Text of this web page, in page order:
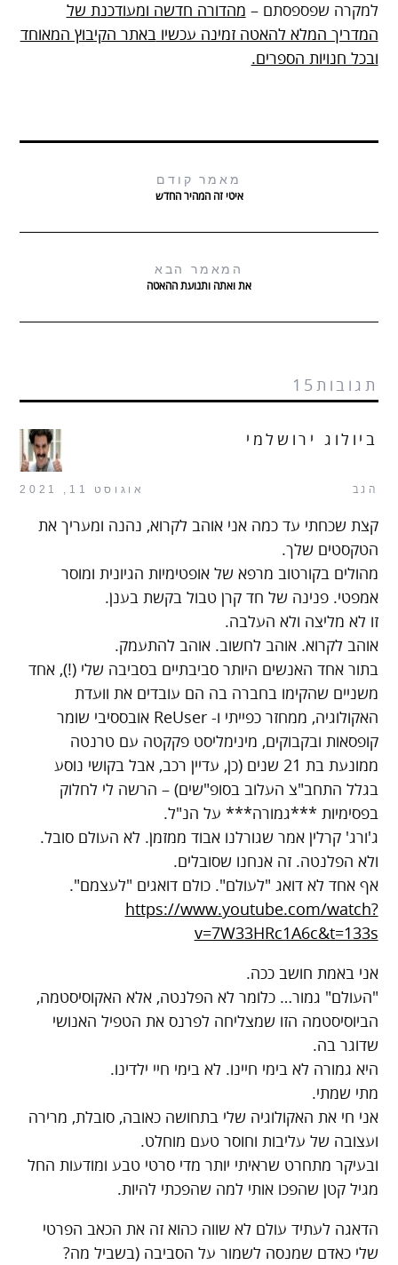
למקרה שפספסתם – מהדורה חדשה ומעודכנת של
המדריך המלא להאטה זמינה עכשיובאתר הקיבוץ המאוחד
ובכל חנויות הספרים.
מאמר קודם
איטי זה המהיר החדש
המאמר הבא
את ואתה ותנועת ההאטה
תגובות15
הגב אוגוסט 11, 2021
ביולוג ירושלמי
קצת שכחתי עד כמה אני אוהב לקרוא, נהנה ומעריך את
הטקסטים שלך.
מהולים בקורטוב מרפא של אופטימיות הגיונית ומוסר
אמפטי. פנינה של חד קרן טבול בקשת בענן.
זו לא מליצה ולא העלבה.
אוהב לקרוא. אוהב לחשוב. אוהב להתעמק.
בתור אחד האנשים היותר סביבתיים בסביבה שלי (!), אחד
משניים שהקימו בחברה בה הם עובדים את וועדת
האקולוגיה, ממחזר כפייתי ו- ReUser אובססיבי שומר
קופסאות ובקבוקים, מינימליסט פקקטה עם טרנטה
ממונעת בת 21 שנים (כן, עדיין רכב, אבל בקושי נוסע
בגלל התחב"צ העלוב בסופ"שים) – הרשה לי לחלוק
בפסימיות ***גמורה*** על הנ"ל.
ג'ורג' קרלין אמר שגורלנו אבוד ממזמן. לא העולם סובל.
ולא הפלנטה. זה אנחנו שסובלים.
אף אחד לא דואג "לעולם". כולם דואגים "לעצמם".
https://www.youtube.com/watch?
v=7W33HRc1A6c&t=133s
אני באמת חושב ככה.
"העולם" גמור… כלומר לא הפלנטה, אלא האקוסיסטמה,
הביוסיסטמה הזו שמצליחה לפרנס את הטפיל האנושי
שדוגר בה.
היא גמורה לא בימי חיינו. לא בימי חיי ילדינו.
מתי שמתי.
אני חי את האקולוגיה שלי בתחושה כאובה, סובלת, מרירה
ועצובה של עליבות וחוסר טעם מוחלט.
ובעיקר מתחרט שראיתי יותר מדי סרטי טבע ומודעות החל
מגיל קטן שהפכו אותי למה שהפכתי להיות.
הדאגה לעתיד עולם לא שווה כהוא זה את הכאב הפרטי
שלי כאדם שמנסה לשמור על הסביבה (בשביל מה?